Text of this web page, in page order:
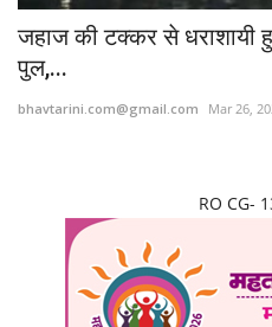
दुनिया
मध्य प्रदेश
जहाज की टक्कर से धराशायी
पुल,...
bhavtarini.com@gmail.com Mar 26,
RO CG-